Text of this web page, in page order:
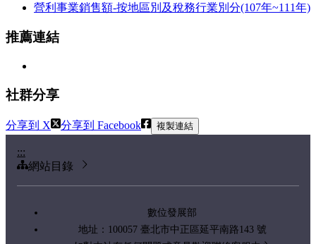
營利事業銷售額-按地區別及稅務行業別分(107年~111年)
推薦連結
社群分享
分享到 X 分享到 Facebook 複製連結
:::
網站目錄
數位發展部
地址：100057 臺北市中正區延平南路143 號